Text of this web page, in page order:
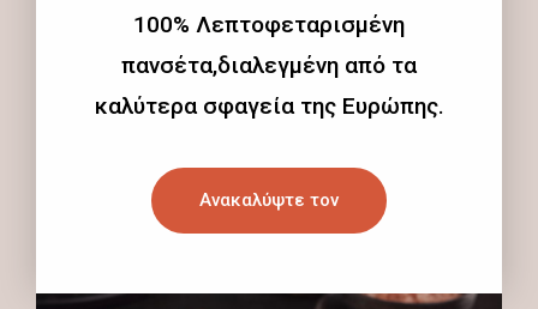
100% Λεπτοφεταρισμένη
πανσέτα,διαλεγμένη από τα
καλύτερα σφαγεία της Ευρώπης.
Ανακαλύψτε τον